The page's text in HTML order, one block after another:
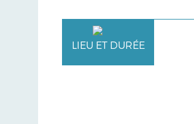
LIEU ET DURÉE